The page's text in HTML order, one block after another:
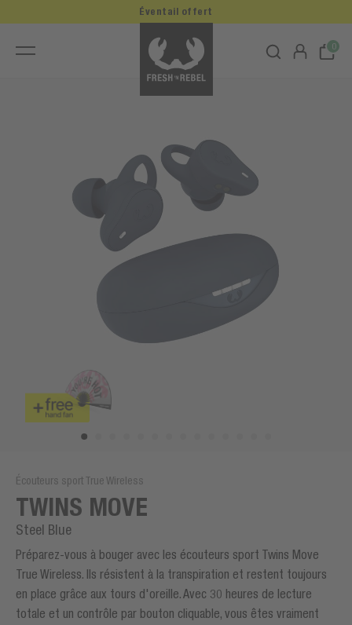
0
Éventail offert
Écouteurs sport True Wireless
TWINS MOVE
Steel Blue
Préparez-vous à bouger avec les écouteurs sport Twins Move
True Wireless. Ils résistent à la transpiration et restent toujours
en place grâce aux tours d'oreille. Avec 30 heures de lecture
totale et un contrôle par bouton cliquable, vous êtes vraiment